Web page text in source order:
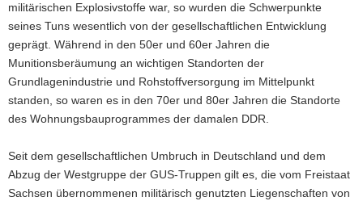
militärischen Explosivstoffe war, so wurden die Schwerpunkte
seines Tuns wesentlich von der gesellschaftlichen Entwicklung
geprägt. Während in den 50er und 60er Jahren die
Munitionsberäumung an wichtigen Standorten der
Grundlagenindustrie und Rohstoffversorgung im Mittelpunkt
standen, so waren es in den 70er und 80er Jahren die Standorte
des Wohnungsbauprogrammes der damalen DDR.
Seit dem gesellschaftlichen Umbruch in Deutschland und dem
Abzug der Westgruppe der GUS-Truppen gilt es, die vom Freistaat
Sachsen übernommenen militärisch genutzten Liegenschaften von